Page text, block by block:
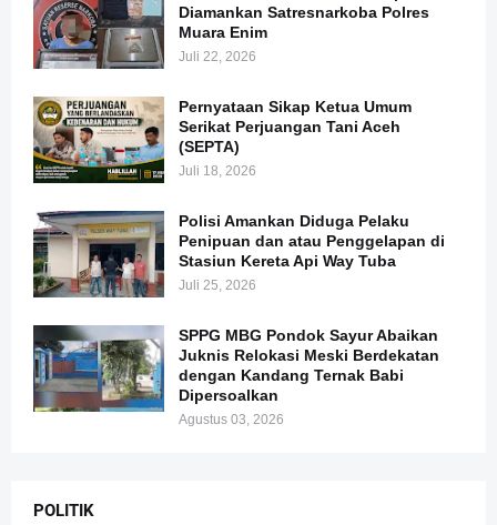
Diamankan Satresnarkoba Polres
Muara Enim
Juli 22, 2026
Pernyataan Sikap Ketua Umum
Serikat Perjuangan Tani Aceh
(SEPTA)
Juli 18, 2026
Polisi Amankan Diduga Pelaku
Penipuan dan atau Penggelapan di
Stasiun Kereta Api Way Tuba
Juli 25, 2026
SPPG MBG Pondok Sayur Abaikan
Juknis Relokasi Meski Berdekatan
dengan Kandang Ternak Babi
Dipersoalkan
Agustus 03, 2026
POLITIK